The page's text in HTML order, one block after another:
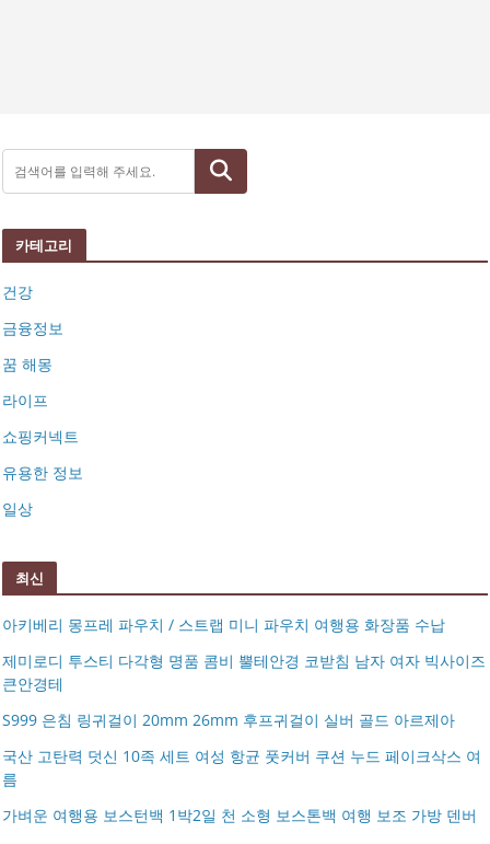
검색
카테고리
건강
금융정보
꿈 해몽
라이프
쇼핑커넥트
유용한 정보
일상
최신
아키베리 몽프레 파우치 / 스트랩 미니 파우치 여행용 화장품 수납
제미로디 투스티 다각형 명품 콤비 뿔테안경 코받침 남자 여자 빅사이즈
큰안경테
S999 은침 링귀걸이 20mm 26mm 후프귀걸이 실버 골드 아르제아
국산 고탄력 덧신 10족 세트 여성 항균 풋커버 쿠션 누드 페이크삭스 여
름
가벼운 여행용 보스턴백 1박2일 천 소형 보스톤백 여행 보조 가방 덴버
아키베리 몽프레 파우치 / 스트랩 미니 파우치 여행용 화장
품 수납
제미로디 투스티 다각형 명품 콤비 뿔테안경 코받침 남자